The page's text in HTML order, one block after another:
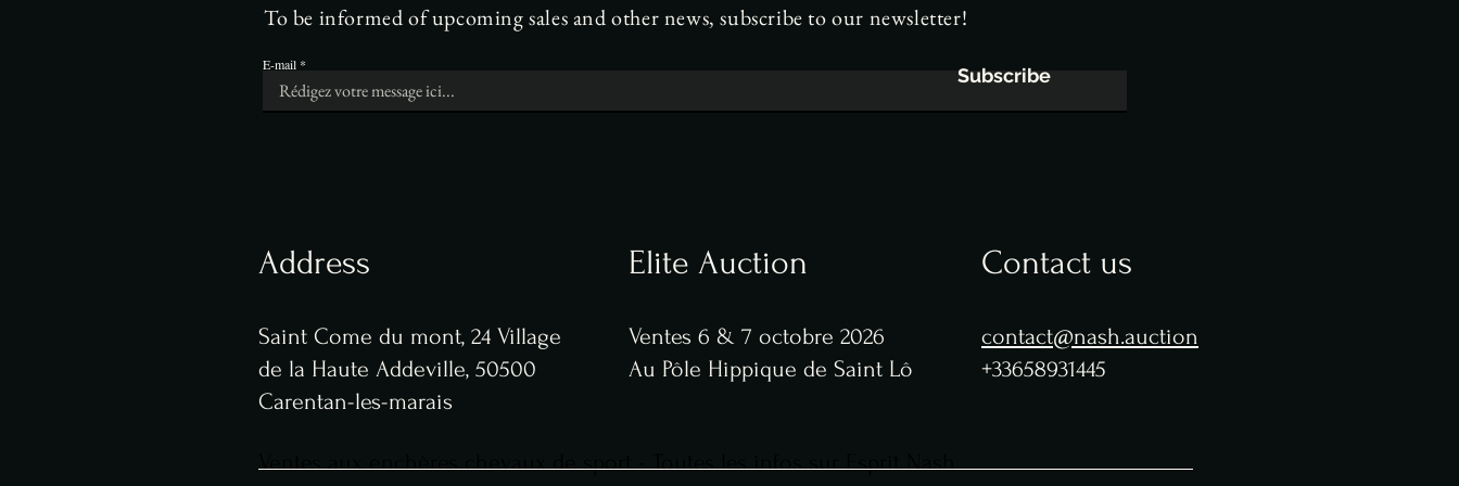
To be informed of upcoming sales and other news, subscribe to our newsletter!
E-mail Subscribe
Ventes aux enchères chevaux de sport - Toutes les infos sur Esprit Nash
Address
Saint Come du mont, 24 Village
de la Haute Addeville, 50500
Carentan-les-marais
Elite Auction Contact us
Ventes 6 & 7 octobre 2026
Au Pôle Hippique de Saint Lô
contact@nash.auction
+33658931445